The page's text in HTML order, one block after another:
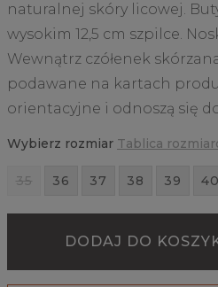
naturalnej skóry licowej.
wysokim 12,5 cm szpilce.
Wewnątrz czółenek
podawane na kartach
orientacyjne i odnoszą się
Wybierz rozmiar Tablica
35 36 37 38 39 40
DODAJ DO